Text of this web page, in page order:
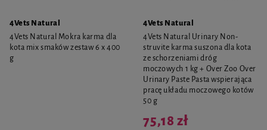
4Vets Natural
4Vets Natural Mokra karma dla
kota mix smaków zestaw 6 x 400
g
4Vets Natural
4Vets Natural Urinary Non-
struvite karma suszona dla kota
ze schorzeniami dróg
moczowych 1 kg + Over Zoo Over
Urinary Paste Pasta wspierająca
pracę układu moczowego kotów
50 g
75,18 zł